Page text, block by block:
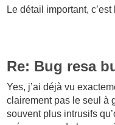
Le détail important,
Re: Bug resa
Yes, j’ai déjà vu
clairement pas le seul à
souvent plus intrusifs